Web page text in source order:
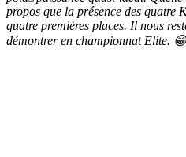
propos que la présence des quatre
quatre premières places. Il nous
démontrer en championnat Elite.